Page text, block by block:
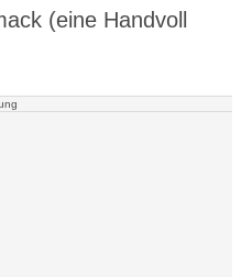
(eine Handvoll